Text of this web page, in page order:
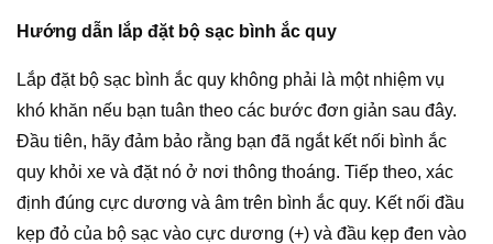
Hướng dẫn lắp đặt bộ sạc bình ắc quy
Lắp đặt bộ sạc bình ắc quy không phải là một nhiệm vụ
khó khăn nếu bạn tuân theo các bước đơn giản sau đây.
Đầu tiên, hãy đảm bảo rằng bạn đã ngắt kết nối bình ắc
quy khỏi xe và đặt nó ở nơi thông thoáng. Tiếp theo, xác
định đúng cực dương và âm trên bình ắc quy. Kết nối đầu
kẹp đỏ của bộ sạc vào cực dương (+) và đầu kẹp đen vào